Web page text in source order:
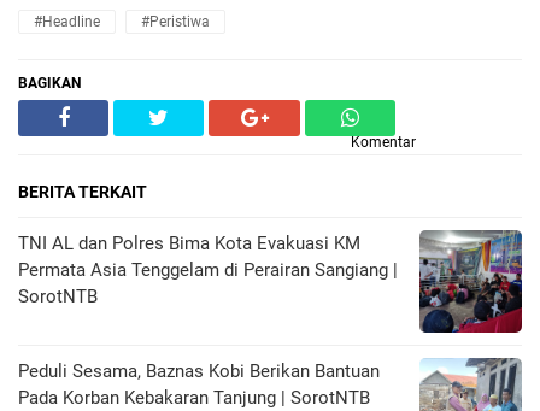
#Headline #Peristiwa
BAGIKAN
Komentar
BERITA TERKAIT
TNI AL dan Polres Bima Kota Evakuasi KM
Permata Asia Tenggelam di Perairan Sangiang |
SorotNTB
Peduli Sesama, Baznas Kobi Berikan Bantuan
Pada Korban Kebakaran Tanjung | SorotNTB